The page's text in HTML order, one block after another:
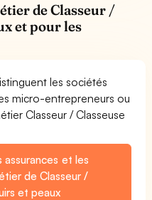
de Classeur /
et pour les
les sociétés
micro-entrepreneurs ou
Classeur / Classeuse
et les
de Classeur /
et peaux